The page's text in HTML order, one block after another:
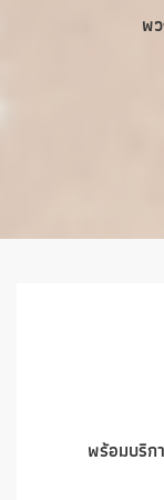
พ
พร้อมบริก